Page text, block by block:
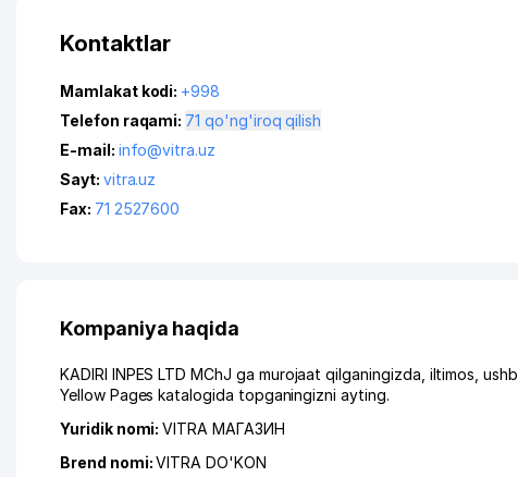
Kontaktlar
Mamlakat kodi: +998
Telefon raqami:
71 qo'ng'iroq qilish
E-mail: info@vitra.uz
Sayt: vitra.uz
Fax: 71 2527600
Kompaniya haqida
KADIRI INPES LTD MChJ ga murojaat qilganingizda, iltimos,
Yellow Pages katalogida topganingizni ayting.
Yuridik nomi:VITRA МАГАЗИН
Brend nomi:VITRA DO'KON